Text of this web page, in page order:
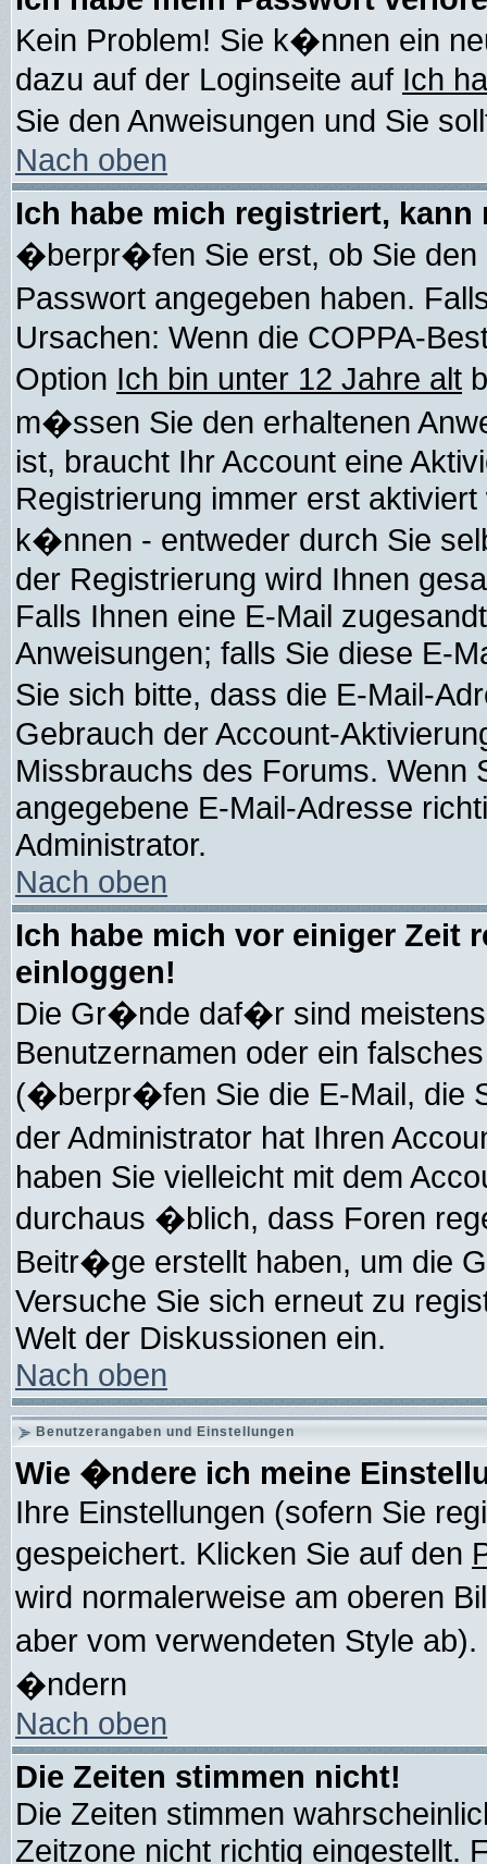
Kein Problem! Sie k�nnen ein
dazu auf der Loginseite auf Ich
Sie den Anweisungen und Sie
Nach oben
Ich habe mich registriert,
�berpr�fen Sie erst, ob Sie den
Passwort angegeben haben.
Ursachen: Wenn die COPPA-
Option Ich bin unter 12 Jahre alt
m�ssen Sie den erhaltenen
ist, braucht Ihr Account eine
Registrierung immer erst
k�nnen - entweder durch Sie
der Registrierung wird Ihnen
Falls Ihnen eine E-Mail
Anweisungen; falls Sie diese E-
Sie sich bitte, dass die E-Mail-
Gebrauch der Account-
Missbrauchs des Forums. Wenn
angegebene E-Mail-Adresse
Administrator.
Nach oben
Ich habe mich vor einiger Zeit
einloggen!
Die Gr�nde daf�r sind
Benutzernamen oder ein
(�berpr�fen Sie die E-Mail, die
der Administrator hat Ihren
haben Sie vielleicht mit dem
durchaus �blich, dass Foren
Beitr�ge erstellt haben, um die
Versuche Sie sich erneut zu
Welt der Diskussionen ein.
Nach oben
Benutzerangaben und Einstellungen
Wie �ndere ich meine
Ihre Einstellungen (sofern Sie
gespeichert. Klicken Sie auf den
wird normalerweise am oberen
aber vom verwendeten Style
�ndern
Nach oben
Die Zeiten stimmen nicht!
Die Zeiten stimmen
Zeitzone nicht richtig eingestellt.